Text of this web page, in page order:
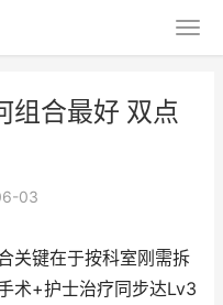
组合最好 双点
03
关键在于按科室刚需拆
术+护士治疗同步达Lv3